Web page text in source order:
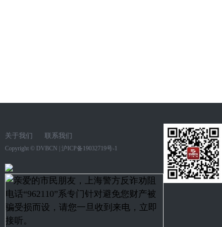
关于我们 联系我们
Copyright © DVBCN | 沪ICP备19032719号-1